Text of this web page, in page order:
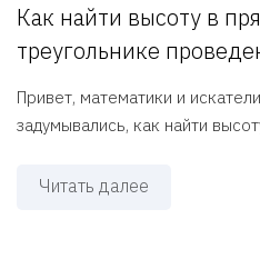
Как найти высоту в
треугольнике
Привет, математики и
задумывались, как найти
Читать далее